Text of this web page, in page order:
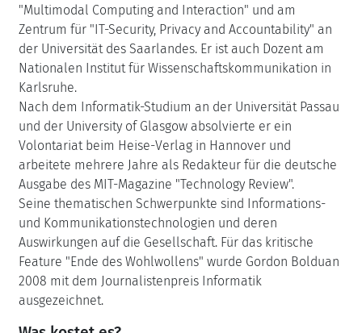
"Multimodal Computing and Interaction" und am
Zentrum für "IT-Security, Privacy and Accountability" an
der Universität des Saarlandes. Er ist auch Dozent am
Nationalen Institut für Wissenschaftskommunikation in
Karlsruhe.
Nach dem Informatik-Studium an der Universität Passau
und der University of Glasgow absolvierte er ein
Volontariat beim Heise-Verlag in Hannover und
arbeitete mehrere Jahre als Redakteur für die deutsche
Ausgabe des MIT-Magazine "Technology Review".
Seine thematischen Schwerpunkte sind Informations-
und Kommunikationstechnologien und deren
Auswirkungen auf die Gesellschaft. Für das kritische
Feature "Ende des Wohlwollens" wurde Gordon Bolduan
2008 mit dem Journalistenpreis Informatik
ausgezeichnet.